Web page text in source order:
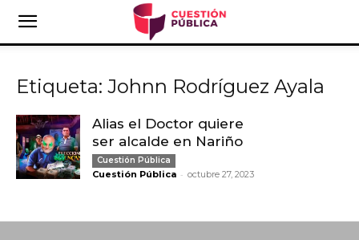
Etiqueta: Johnn Rodríguez Ayala
Alias el Doctor quiere
ser alcalde en Nariño
Cuestión Pública
Cuestión Pública - octubre 27, 2023